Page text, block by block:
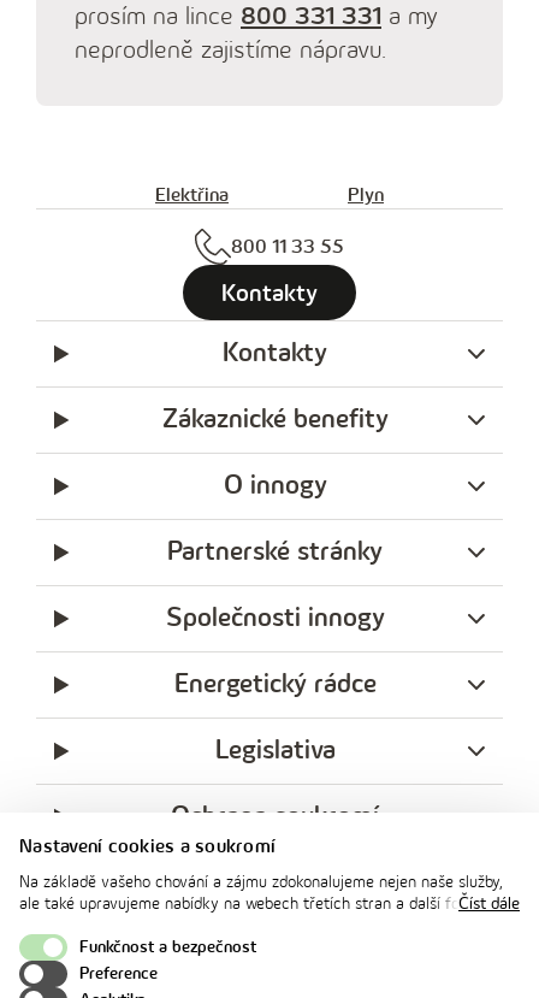
Nastavení cookies a soukromí
Na základě vašeho chování a zájmu zdokonalujeme nejen naše služby,
ale také upravujeme nabídky na webech třetích stran a další formy
souhlasu. Svoje nastavení můžete kdykoliv změnit v zápatí stránky v
„Nastavení soukromí". Více informací o tom, jak se soubory cookies a
osobními údaji pracujeme, včetně možností uplatnění vašich práv,
Číst dále
Funkčnost a bezpečnost
Preference
‍prosím ‍na lince 800 331 331 a my
neprodleně zajistíme nápravu.
Elektřina Plyn
800 11 33 55
Kontakty
Kontakty
Zákaznické benefity
O innogy
Partnerské stránky
Společnosti innogy
Energetický rádce
Legislativa
Ochrana soukromí
messengerfacebook
x
innogy
instagramyoutubeLinkedin